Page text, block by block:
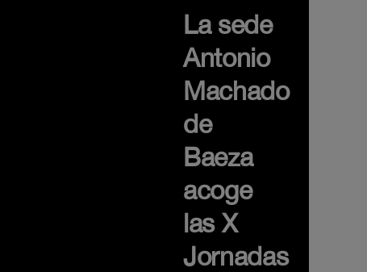
La sede
Antonio
Machado
de
Baeza
acoge
las X
Jornadas